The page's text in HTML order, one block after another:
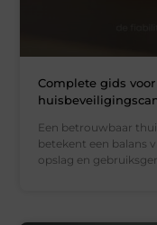
Complete gids
Een betrouwbaar
betekent een balans
opslag en